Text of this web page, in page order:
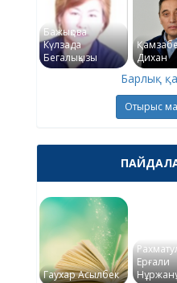
Бажықова
Күлзада
Бегалықызы
Дихан
Барлық
Отырыс
Гаухар Асылбек
Ерғали